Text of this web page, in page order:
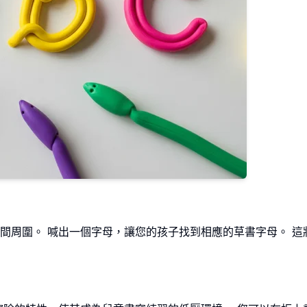
周圍。 喊出一個字母，讓您的孩子找到相應的草書字母。 這